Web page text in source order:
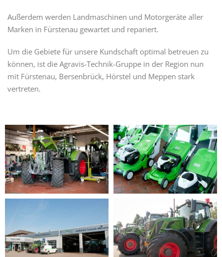
Außerdem werden Landmaschinen und Motorgeräte aller
Marken in Fürstenau gewartet und repariert.
Um die Gebiete für unsere Kundschaft optimal betreuen zu
können, ist die Agravis-Technik-Gruppe in der Region nun
mit Fürstenau, Bersenbrück, Hörstel und Meppen stark
vertreten.